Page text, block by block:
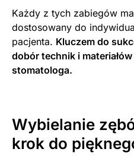
Każdy z tych zabiegów
dostosowany do
pacjenta. Kluczem do
dobór technik i
stomatologa.
Wybielanie
krok do